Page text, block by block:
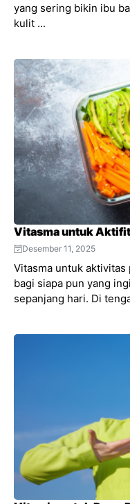
yang sering bikin ibu
kulit ...
Vitasma untuk
Desember 11, 2025
Vitasma untuk
bagi siapa pun yang
sepanjang hari. Di